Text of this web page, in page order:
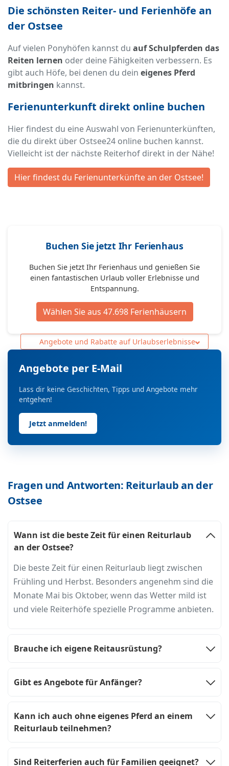
Die schönsten Reiter- und Ferienhöfe an
der Ostsee
Auf vielen Ponyhöfen kannst du auf Schulpferden das
Reiten lernen oder deine Fähigkeiten verbessern. Es
gibt auch Höfe, bei denen du dein eigenes Pferd
mitbringen kannst.
Ferienunterkunft direkt online buchen
Hier findest du eine Auswahl von Ferienunterkünften,
die du direkt über Ostsee24 online buchen kannst.
Vielleicht ist der nächste Reiterhof direkt in der Nähe!
Hier findest du Ferienunterkünfte an der Ostsee!
Buchen Sie jetzt Ihr Ferienhaus
Buchen Sie jetzt Ihr Ferienhaus und genießen Sie
einen fantastischen Urlaub voller Erlebnisse und
Entspannung.
Wählen Sie aus 47.698 Ferienhäusern
Angebote und Rabatte auf Urlaubserlebnisse
Angebote per E-Mail
Lass dir keine Geschichten, Tipps und Angebote mehr
entgehen!
Jetzt anmelden!
Fragen und Antworten: Reiturlaub an der
Ostsee
Wann ist die beste Zeit für einen Reiturlaub
an der Ostsee?
Die beste Zeit für einen Reiturlaub liegt zwischen
Frühling und Herbst. Besonders angenehm sind die
Monate Mai bis Oktober, wenn das Wetter mild ist
und viele Reiterhöfe spezielle Programme anbieten.
Brauche ich eigene Reitausrüstung?
Gibt es Angebote für Anfänger?
Kann ich auch ohne eigenes Pferd an einem
Reiturlaub teilnehmen?
Sind Reiterferien auch für Familien geeignet?